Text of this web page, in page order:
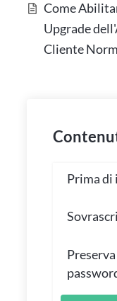
Come
Upgrade
Cliente
Prima di